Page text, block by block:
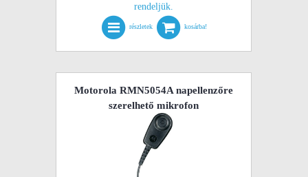
rendeljük.
részletek kosárba!
Motorola RMN5054A napellenzőre
szerelhető mikrofon